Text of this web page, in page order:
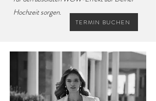
Hochzeit sorgen.
TERMIN BUCHEN